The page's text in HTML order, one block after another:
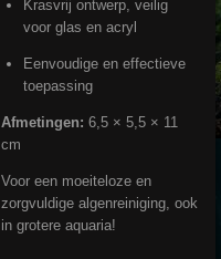
Krasvrij ontwerp, veilig
voor glas en acryl
Eenvoudige en effectieve
toepassing
Afmetingen: 6,5 × 5,5 × 11
cm
Voor een moeiteloze en
zorgvuldige algenreiniging, ook
in grotere aquaria!